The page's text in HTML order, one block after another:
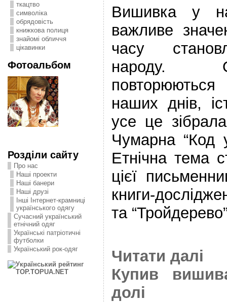
ткацтво
символіка
oбрядовість
книжкова полиця
знайомі обличчя
цікавинки
Фотоальбом
Розділи сайту
Про нас
Наші проекти
Наші банери
Наші друзі
Інші Інтернет-крамниці
українського одягу
Сучасний український
етнічний одяг
Українські патріотичні
футболки
Український рок-одяг
Вишивка у
важливе
часу
народу.
наших днів,
усе це
Чумарна “Код
Етнічна тема
цієї
книги-
та
Читати далі
Купив
долі